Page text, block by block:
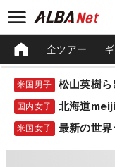
全ツアー
米国男子
国内女子 北海道
米国女子 最新の世